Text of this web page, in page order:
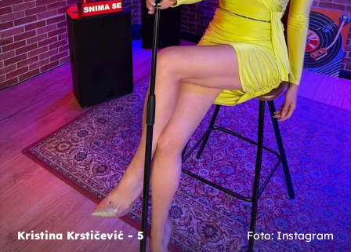
Kristina Krstičević - 5 Foto: Instagram